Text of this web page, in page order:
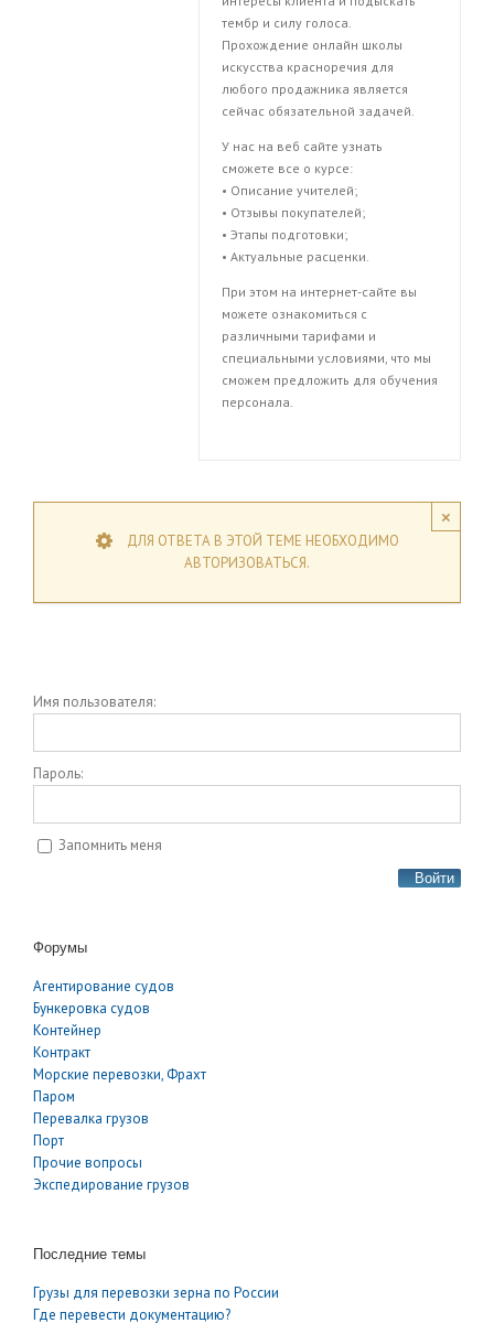
тембр и силу голоса.
Прохождение онлайн школы
искусства красноречия для
любого продажника является
сейчас обязательной задачей.
У нас на веб сайте узнать
сможете все о курсе:
• Описание учителей;
• Отзывы покупателей;
• Этапы подготовки;
• Актуальные расценки.
При этом на интернет-сайте вы
можете ознакомиться с
различными тарифами и
специальными условиями, что мы
сможем предложить для обучения
персонала.
×
ДЛЯ ОТВЕТА В ЭТОЙ ТЕМЕ НЕОБХОДИМО
АВТОРИЗОВАТЬСЯ.
Имя пользователя:
Пароль:
Запомнить меня
Войти
Форумы
Агентирование судов
Бункеровка судов
Контейнер
Контракт
Морские перевозки, Фрахт
Паром
Перевалка грузов
Порт
Прочие вопросы
Экспедирование грузов
Последние темы
Грузы для перевозки зерна по России
Где перевести документацию?